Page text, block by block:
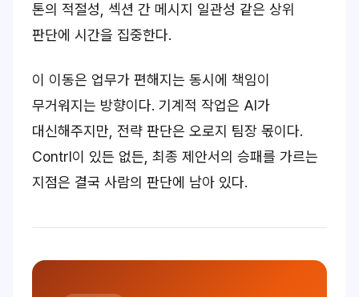
톤의 적절성, 섹션 간 메시지 일관성 같은 상위
판단에 시간을 집중한다.
이 이동은 업무가 편해지는 동시에 책임이
무거워지는 방향이다. 기계적 작업은 AI가
대신해주지만, 전략 판단은 오로지 팀장 몫이다.
Contrl이 있든 없든, 최종 제안서의 승패를 가르는
지점은 결국 사람의 판단에 남아 있다.